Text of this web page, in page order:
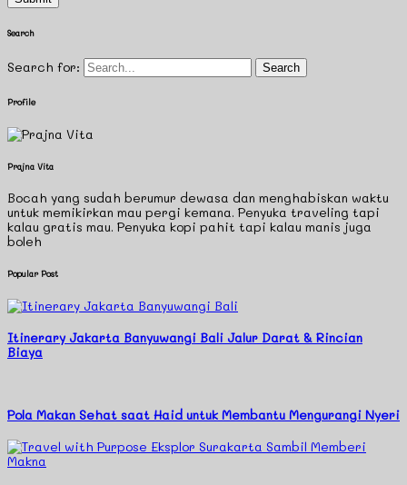
Search
Search for:
Profile
Prajna Vita
Bocah yang sudah berumur dewasa dan menghabiskan waktu
untuk memikirkan mau pergi kemana. Penyuka traveling tapi
kalau gratis mau. Penyuka kopi pahit tapi kalau manis juga
boleh
Popular Post
Itinerary Jakarta Banyuwangi Bali Jalur Darat & Rincian
Biaya
Pola Makan Sehat saat Haid untuk Membantu Mengurangi Nyeri